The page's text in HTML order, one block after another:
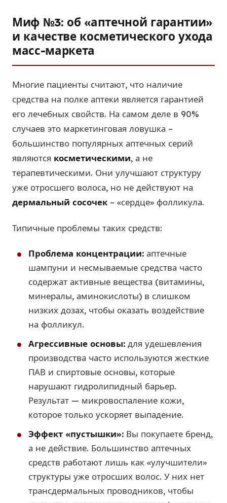
Миф №3: об «аптечной гарантии»
и качестве косметического ухода
масс-маркета
Многие пациенты считают, что наличие
средства на полке аптеки является гарантией
его лечебных свойств. На самом деле в 90%
случаев это маркетинговая ловушка –
большинство популярных аптечных серий
являются косметическими, а не
терапевтическими. Они улучшают структуру
уже отросшего волоса, но не действуют на
дермальный сосочек – «сердце» фолликула.
Типичные проблемы таких средств:
Проблема концентрации: аптечные
шампуни и несмываемые средства часто
содержат активные вещества (витамины,
минералы, аминокислоты) в слишком
низких дозах, чтобы оказать воздействие
на фолликул.
Агрессивные основы: для удешевления
производства часто используются жесткие
ПАВ и спиртовые основы, которые
нарушают гидролипидный барьер.
Результат — микровоспаление кожи,
которое только ускоряет выпадение.
Эффект «пустышки»: Вы покупаете бренд,
а не действие. Большинство аптечных
средств работают лишь как «улучшители»
структуры уже отросших волос. У них нет
трансдермальных проводников, чтобы